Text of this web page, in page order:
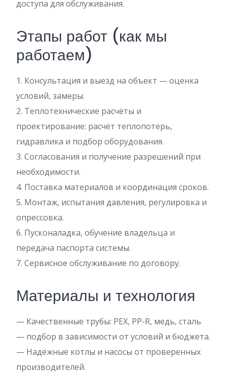
доступа для обслуживания.
Этапы работ (как мы
работаем)
1. Консультация и выезд на объект — оценка
условий, замеры.
2. Теплотехнические расчёты и
проектирование: расчёт теплопотерь,
гидравлика и подбор оборудования.
3. Согласования и получение разрешений при
необходимости.
4. Поставка материалов и координация сроков.
5. Монтаж, испытания давления, регулировка и
опрессовка.
6. Пусконаладка, обучение владельца и
передача паспорта системы.
7. Сервисное обслуживание по договору.
Материалы и технология
— Качественные трубы: PEX, PP-R, медь, сталь
— подбор в зависимости от условий и бюджета.
— Надёжные котлы и насосы от проверенных
производителей.